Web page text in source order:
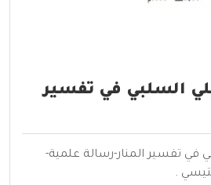
السلبي في تفسير
في تفسير المنار-رسالة علمية-
.